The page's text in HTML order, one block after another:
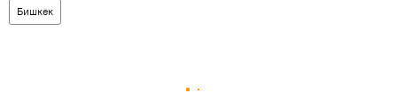
Бишкек